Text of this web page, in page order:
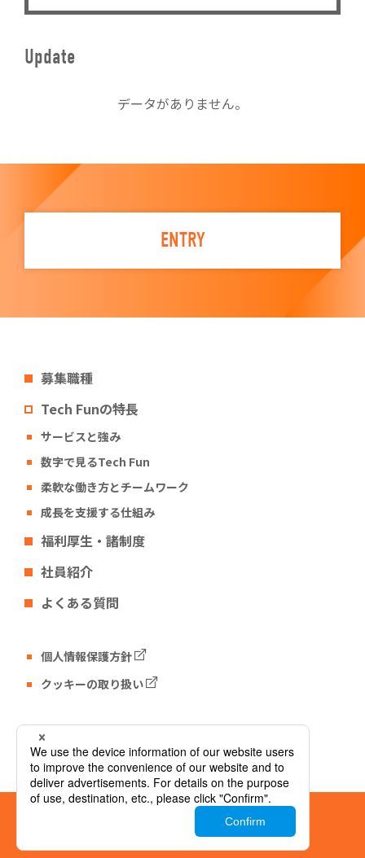
Update
データがありません。
ENTRY
募集職種
Tech Funの特長
サービスと強み
数字で見るTech Fun
柔軟な働き方とチームワーク
成長を支援する仕組み
福利厚生・諸制度
社員紹介
よくある質問
個人情報保護方針
クッキーの取り扱い
Tech Fun コーポレートサイト
© Tech Fun Corporation